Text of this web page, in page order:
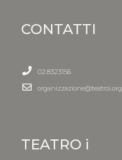
CONTATTI
02.8323156
organizzazione@teatroi.org
TEATRO i